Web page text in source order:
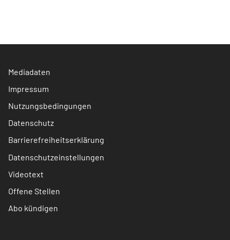
Mediadaten
Impressum
Nutzungsbedingungen
Datenschutz
Barrierefreiheitserklärung
Datenschutzeinstellungen
Videotext
Offene Stellen
Abo kündigen